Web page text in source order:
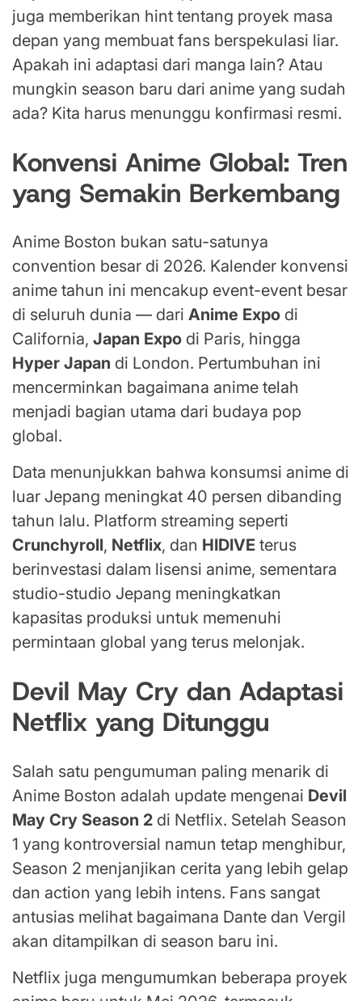
juga memberikan hint tentang proyek masa
depan yang membuat fans berspekulasi liar.
Apakah ini adaptasi dari manga lain? Atau
mungkin season baru dari anime yang sudah
ada? Kita harus menunggu konfirmasi resmi.
Konvensi Anime Global: Tren
yang Semakin Berkembang
Anime Boston bukan satu-satunya
convention besar di 2026. Kalender konvensi
anime tahun ini mencakup event-event besar
di seluruh dunia — dari Anime Expo di
California, Japan Expo di Paris, hingga
Hyper Japan di London. Pertumbuhan ini
mencerminkan bagaimana anime telah
menjadi bagian utama dari budaya pop
global.
Data menunjukkan bahwa konsumsi anime di
luar Jepang meningkat 40 persen dibanding
tahun lalu. Platform streaming seperti
Crunchyroll, Netflix, dan HIDIVE terus
berinvestasi dalam lisensi anime, sementara
studio-studio Jepang meningkatkan
kapasitas produksi untuk memenuhi
permintaan global yang terus melonjak.
Devil May Cry dan Adaptasi
Netflix yang Ditunggu
Salah satu pengumuman paling menarik di
Anime Boston adalah update mengenai Devil
May Cry Season 2 di Netflix. Setelah Season
1 yang kontroversial namun tetap menghibur,
Season 2 menjanjikan cerita yang lebih gelap
dan action yang lebih intens. Fans sangat
antusias melihat bagaimana Dante dan Vergil
akan ditampilkan di season baru ini.
Netflix juga mengumumkan beberapa proyek